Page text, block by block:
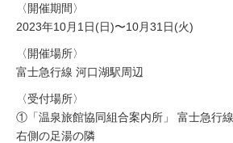
〈開催期間〉
2023年10月1日(日)〜10月31日(火)
〈開催場所〉
富士急行線 河口湖駅周辺
〈受付場所〉
①「温泉旅館協同組合案内所」 富士急行
右側の足湯の隣